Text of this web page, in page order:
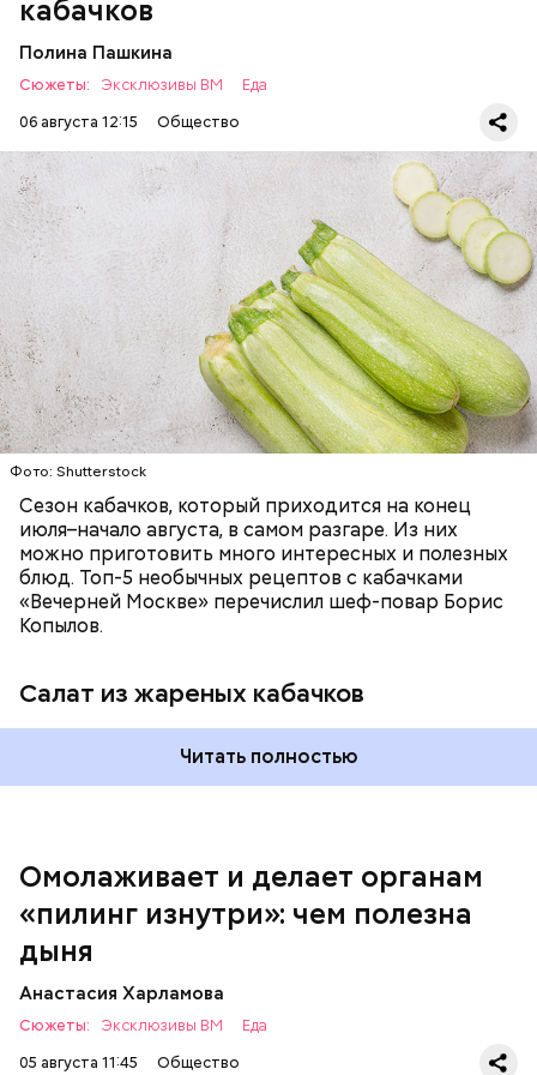
кабачков
Полина Пашкина
Сюжеты: Эксклюзивы ВМ
Еда
06 августа 12:15
Общество
Фото: Shutterstock
Сезон кабачков, который приходится на конец
июля–начало августа, в самом разгаре. Из них
можно приготовить много интересных и полезных
блюд. Топ-5 необычных рецептов с кабачками
«Вечерней Москве» перечислил шеф-повар Борис
Копылов.
Салат из жареных кабачков
Ингредиенты:
Читать полностью
ЕДА ОВОЩИ РЕЦЕПТЫ
Омолаживает и делает органам
«пилинг изнутри»: чем полезна
дыня
Анастасия Харламова
Сюжеты: Эксклюзивы ВМ
Еда
05 августа 11:45
Общество
кремний — укрепляет кости, зубы, волосы и
ногти и оказывает омолаживающее действие;
клетчатка — достаточно нежная и забирает
излишки холестерина, сахара и соли тяжелых
фолиевая кислота (в большом количестве) —
она необходима беременным женщинам,
чтобы формировалась нервная трубка у
плода. Также ее рекомендуют принимать для
снижения уровня гомоцистеина — это
— В момент стресса он держит сосуды под
контролем и контролирует более 300 реакций
нашего организма. Также положительно влияет на
Вред дыни
Фото: Shutterstock